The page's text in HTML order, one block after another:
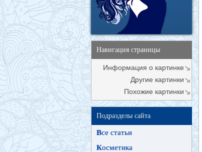
Навигация страницы
Информация о картинке
Другие картинки
Похожие картинки
Подразделы сайта
Все статьи
Косметика